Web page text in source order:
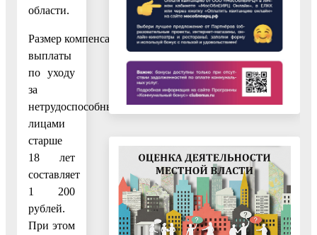
области.
Размер компенсационной
выплаты
по уходу
за
нетрудоспособными
лицами
старше
18 лет
составляет
1 200
рублей.
При этом